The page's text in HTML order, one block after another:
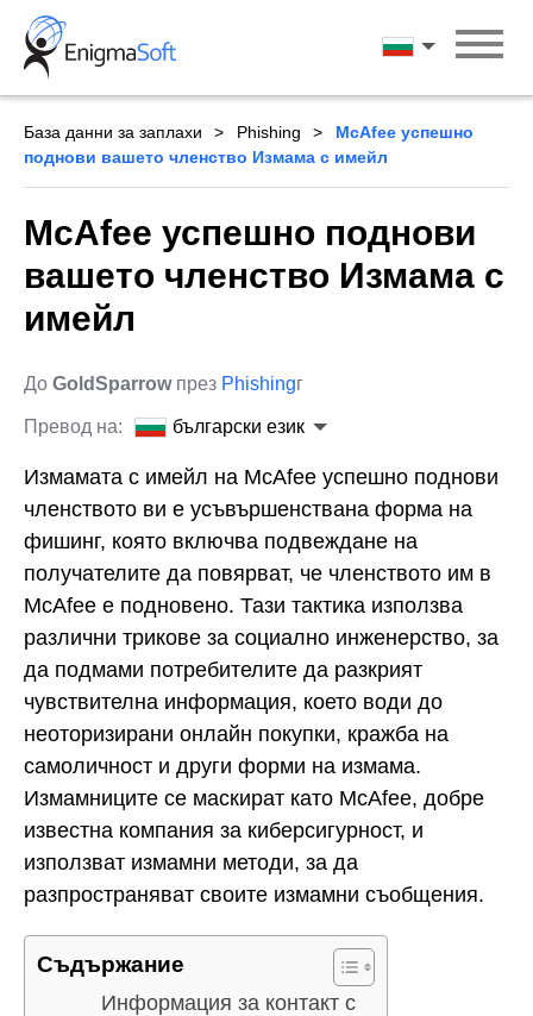
Skip
content
български
База данни за заплахи Phishing
McAfee успешно
поднови вашето членство Измама с имейл
McAfee успешно поднови
вашето членство Измама с
имейл
До GoldSparrowпрез Phishingг
Превод на: български език
Измамата с имейл на McAfee успешно поднови
членството ви е усъвършенствана форма на
фишинг, която включва подвеждане на
получателите да повярват, че членството им в
McAfee е подновено. Тази тактика използва
различни трикове за социално инженерство, за
да подмами потребителите да разкрият
чувствителна информация, което води до
неоторизирани онлайн покупки, кражба на
самоличност и други форми на измама.
Измамниците се маскират като McAfee, добре
известна компания за киберсигурност, и
използват измамни методи, за да
разпространяват своите измамни съобщения.
Съдържание
Информация за контакт с